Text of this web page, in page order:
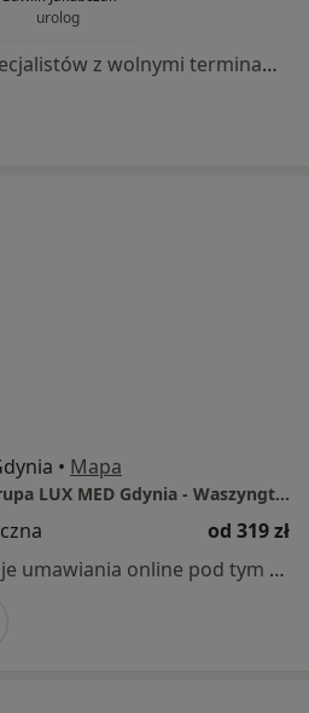
urolog
Brak dostępnych specjalistów z wolnymi terminami w tym centrum medycznym.
• Mapa
Centrum Medyczne Grupa LUX MED Gdynia - Waszyngtona 13B
od 319 zł
Specjalista nie oferuje umawiania online pod tym adresem.